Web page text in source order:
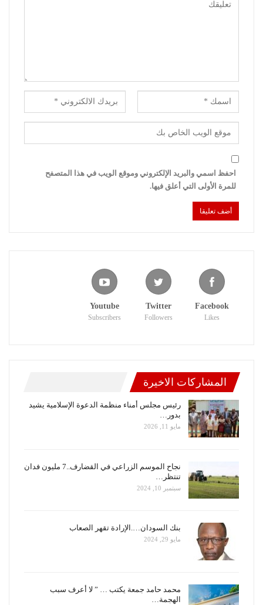
احفظ اسمي والبريد الإلكتروني وموقع الويب في هذا المتصفح
للمرة الأولى التي أعلق فيها.
Facebook
Likes
Twitter
Followers
Youtube
Subscribers
المشاركات الاخيرة
رئيس مجلس أمناء منظمة الدعوة الإسلامية يشيد
بدور…
مايو 11, 2026
نجاح الموسم الزراعي في القضارف..7 مليون فدان
تنتظر…
سبتمبر 10, 2024
بنك السودان….الإرادة تقهر الصعاب
مايو 29, 2024
محمد حامد جمعة يكتب … ” لا أعرف سبب
الهجمة…